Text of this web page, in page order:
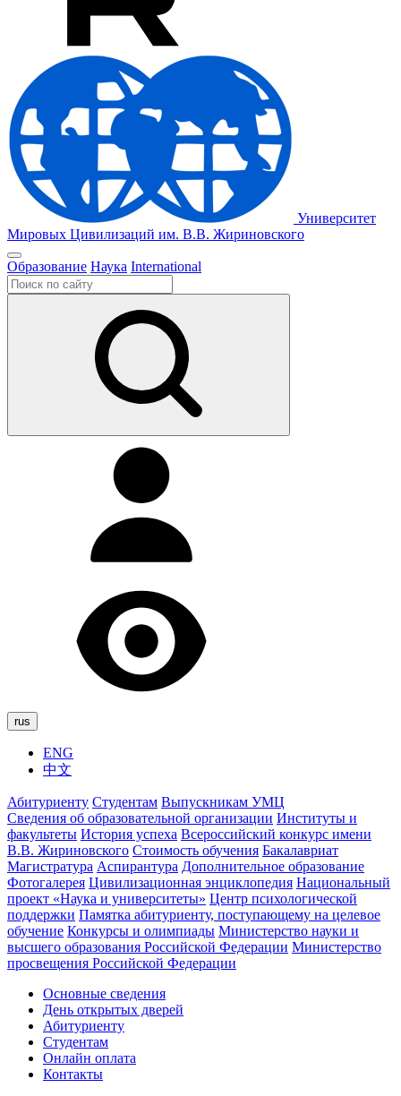
Университет
Мировых Цивилизаций им. В.В. Жириновского
Образование Наука International
rus
ENG
中文
Абитуриенту Студентам Выпускникам УМЦ
Сведения об образовательной организации Институты и
факультеты История успеха Всероссийский конкурс имени
В.В. Жириновского Стоимость обучения Бакалавриат
Магистратура Аспирантура Дополнительное образование
Фотогалерея Цивилизационная энциклопедия Национальный
проект «Наука и университеты» Центр психологической
поддержки Памятка абитуриенту, поступающему на целевое
обучение Конкурсы и олимпиады Министерство науки и
высшего образования Российской Федерации Министерство
просвещения Российской Федерации
Основные сведения
День открытых дверей
Абитуриенту
Студентам
Онлайн оплата
Контакты